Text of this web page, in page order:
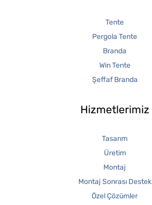
Tente
Pergola Tente
Branda
Win Tente
Şeffaf Branda
Hizmetlerimiz
Tasarım
Üretim
Montaj
Montaj Sonrası Destek
Özel Çözümler